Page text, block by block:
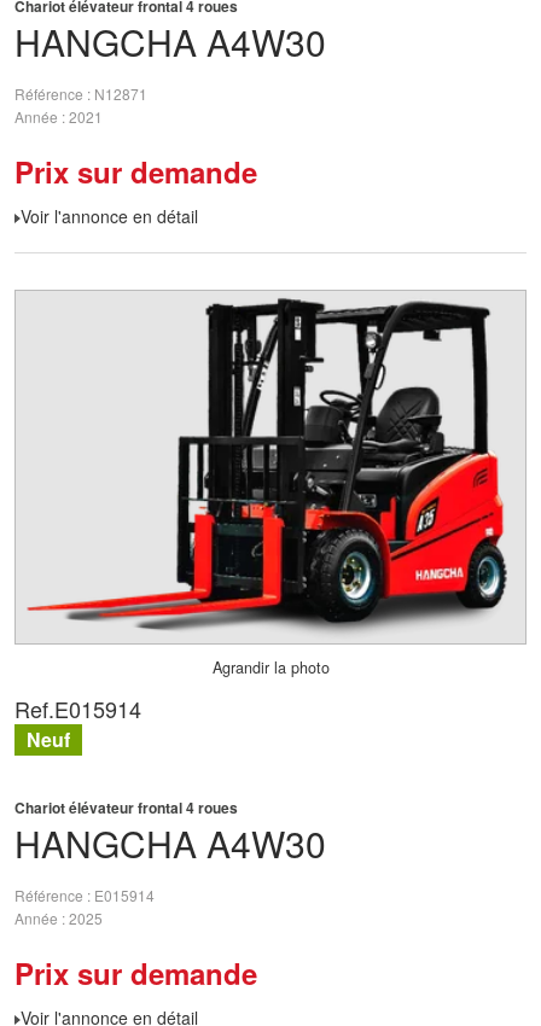
HANGCHAA4W30
Chariot élévateur frontal 4 roues
Référence
N12871
Année 2021
Prix sur demande
Voir l'annonce en détail
Agrandir la photo
HANGCHAA4W30
Chariot élévateur frontal 4 roues
Référence
E015914
Année 2025
Prix sur demande
Voir l'annonce en détail
Ref.E015914
Neuf